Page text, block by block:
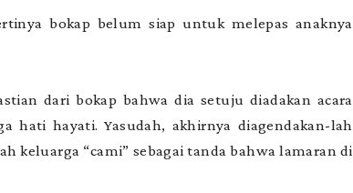
bokap belum siap untuk melepas anaknya
dari bokap bahwa dia setuju diadakan acara
hati hayati. Yasudah, akhirnya diagendakan-lah
keluarga “cami” sebagai tanda bahwa lamaran di